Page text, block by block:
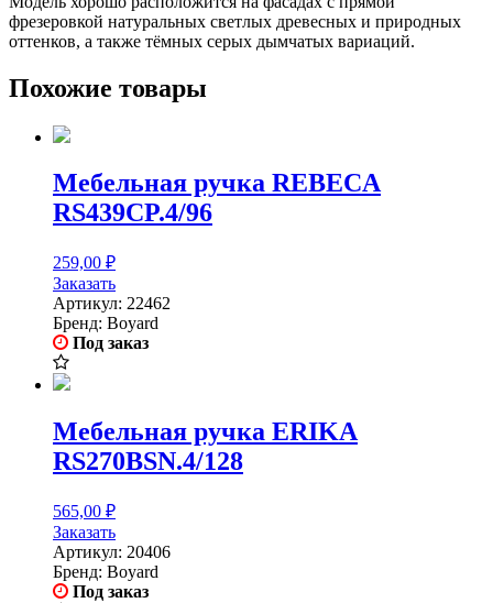
фрезеровкой натуральных светлых древесных и природных
оттенков, а также тёмных серых дымчатых вариаций.
Похожие товары
Мебельная ручка REBECA
RS439CP.4/96
259,00 ₽
Заказать
Артикул: 22462
Бренд: Boyard
Под заказ
Мебельная ручка ERIKA
RS270BSN.4/128
565,00 ₽
Заказать
Артикул: 20406
Бренд: Boyard
Под заказ